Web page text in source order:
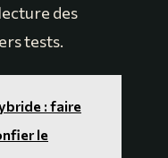
des
tests.
: faire
le